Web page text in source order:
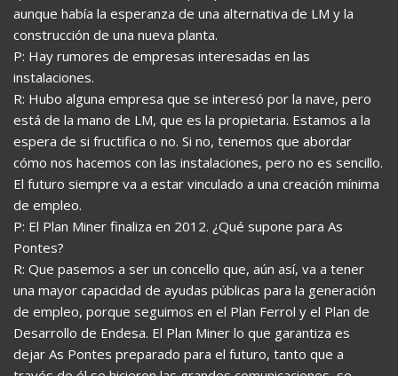
aunque había la esperanza de una alternativa de LM y la
construcción de una nueva planta.
P: Hay rumores de empresas interesadas en las
instalaciones.
R: Hubo alguna empresa que se interesó por la nave, pero
está de la mano de LM, que es la propietaria. Estamos a la
espera de si fructifica o no. Si no, tenemos que abordar
cómo nos hacemos con las instalaciones, pero no es sencillo.
El futuro siempre va a estar vinculado a una creación mínima
de empleo.
P: El Plan Miner finaliza en 2012. ¿Qué supone para As
Pontes?
R: Que pasemos a ser un concello que, aún así, va a tener
una mayor capacidad de ayudas públicas para la generación
de empleo, porque seguimos en el Plan Ferrol y el Plan de
Desarrollo de Endesa. El Plan Miner lo que garantiza es
dejar As Pontes preparado para el futuro, tanto que a